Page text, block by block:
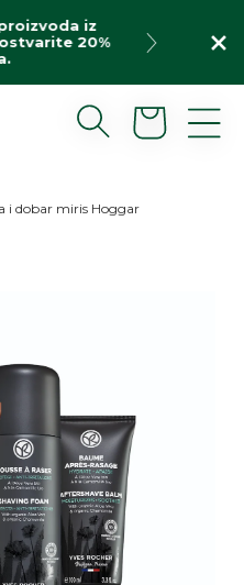
iz
20%
i dobar miris Hoggar